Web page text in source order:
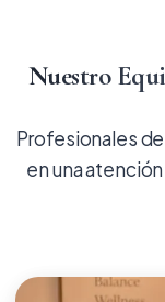
Nuestro
Profesionales
en una